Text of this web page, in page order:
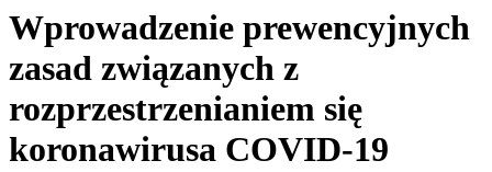
Wprowadzenie prewencyjnych
zasad związanych z
rozprzestrzenianiem się
koronawirusa COVID-19